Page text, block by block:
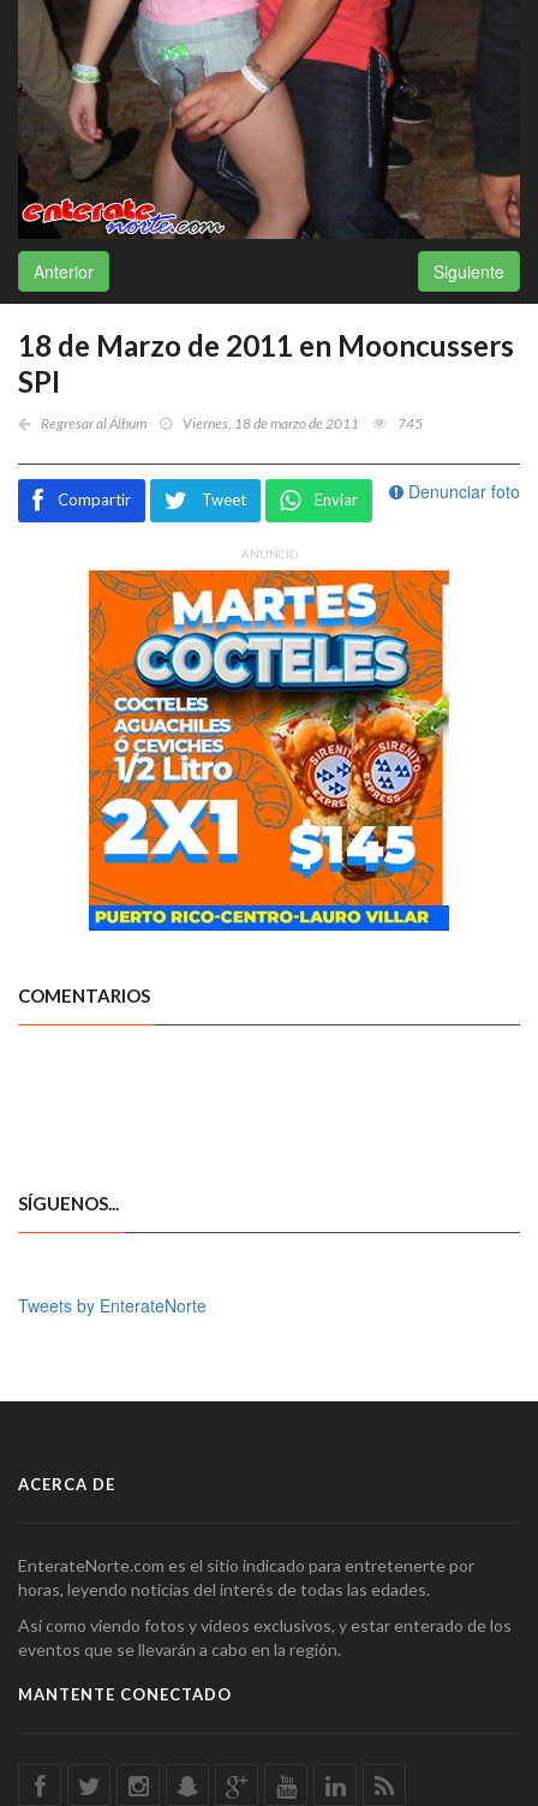
Anterior Siguiente
18 de Marzo de 2011 en Mooncussers
SPI
Regresar al Álbum Viernes, 18 de marzo de 2011 745
Denunciar foto
Compartir Tweet Enviar
ANUNCIO
COMENTARIOS
SÍGUENOS...
Tweets by EnterateNorte
ACERCA DE
EnterateNorte.com es el sitio indicado para entretenerte por
horas, leyendo noticias del interés de todas las edades.
Así como viendo fotos y videos exclusivos, y estar enterado de los
eventos que se llevarán a cabo en la región.
MANTENTE CONECTADO